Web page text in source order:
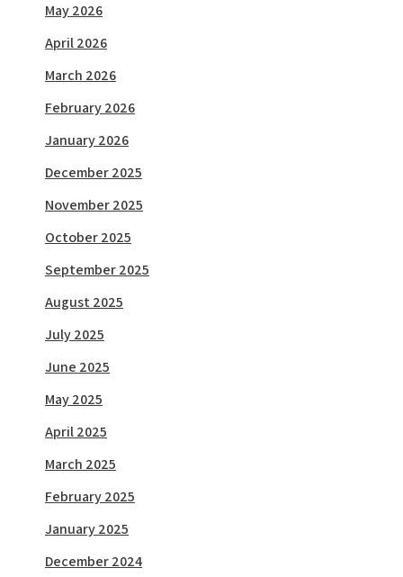
May 2026
April 2026
March 2026
February 2026
January 2026
December 2025
November 2025
October 2025
September 2025
August 2025
July 2025
June 2025
May 2025
April 2025
March 2025
February 2025
January 2025
December 2024